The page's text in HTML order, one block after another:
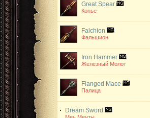
Great Spear
Копье
Falchion
Фальшион
Iron Hammer
Железный Молот
Flanged Mace
Палица
Dream Sword